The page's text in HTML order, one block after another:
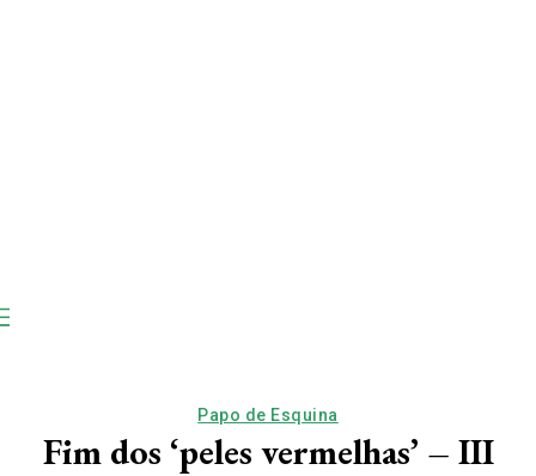
Papo de Esquina
Fim dos ‘peles vermelhas’ – III